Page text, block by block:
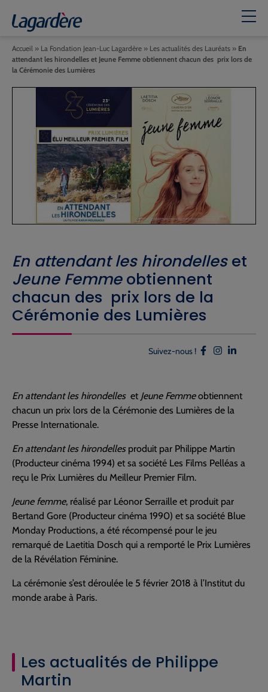
En attendant les hirondelleset
Jeune Femmeobtiennent
chacun des prix lors de la
Cérémonie des Lumières
Accueil » La Fondation Jean-Luc Lagardère » Les actualités des Lauréats » En
attendant les hirondelles et Jeune Femme obtiennent chacun des prix lors de
la Cérémonie des Lumières
Suivez-nous !
En attendant les hirondelles et Jeune Femmeobtiennent
chacun un prix lors de la Cérémonie des Lumières de la
Presse Internationale.
En attendant les hirondellesproduit par Philippe Martin
(Producteur cinéma 1994) et sa société Les Films Pelléas a
reçu le Prix Lumières du Meilleur Premier Film.
Jeune femme, réalisé par Léonor Serraille et produit par
Bertand Gore (Producteur cinéma 1990) et sa société Blue
Monday Productions, a été récompensé pour le jeu
remarqué de Laetitia Dosch qui a remporté le Prix Lumières
de la Révélation Féminine.
La cérémonie s’est déroulée le 5 février 2018 à l’Institut du
monde arabe à Paris.
Les actualités de Philippe
Martin